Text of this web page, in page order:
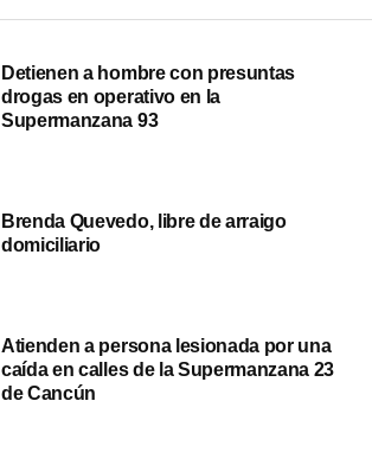
Detienen a hombre con presuntas
drogas en operativo en la
Supermanzana 93
Brenda Quevedo, libre de arraigo
domiciliario
Atienden a persona lesionada por una
caída en calles de la Supermanzana 23
de Cancún